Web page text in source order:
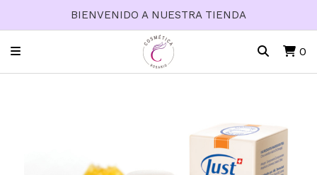
BIENVENIDO A NUESTRA TIENDA
0